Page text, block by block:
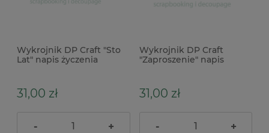
Wykrojnik DP Craft "Sto
Lat" napis życzenia
31,00 zł
- +
Wykrojnik DP Craft
"Zaproszenie" napis
31,00 zł
- +